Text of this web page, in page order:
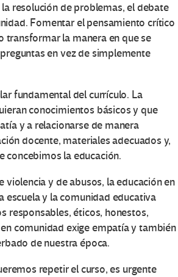
resolución de problemas, el debate
Fomentar el pensamiento crítico
transformar la manera en que se
en vez de simplemente
fundamental del currículo. La
conocimientos básicos y que
y a relacionarse de manera
docente, materiales adecuados y,
concebimos la educación.
y de abusos, la educación en
escuela y la comunidad educativa
responsables, éticos, honestos,
comunidad exige empatía y también
de nuestra época.
repetir el curso, es urgente